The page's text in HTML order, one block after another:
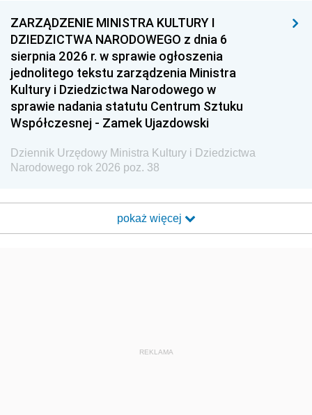
ZARZĄDZENIE MINISTRA KULTURY I
DZIEDZICTWA NARODOWEGO z dnia 6
sierpnia 2026 r. w sprawie ogłoszenia
jednolitego tekstu zarządzenia Ministra
Kultury i Dziedzictwa Narodowego w
sprawie nadania statutu Centrum Sztuku
Współczesnej - Zamek Ujazdowski
Dziennik Urzędowy Ministra Kultury i Dziedzictwa
Narodowego rok 2026 poz. 38
pokaż więcej
REKLAMA